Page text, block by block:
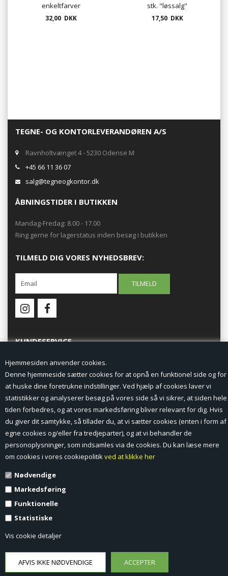
Hjemmesiden anvender cookies.
Denne hjemmeside sætter cookies for at opnå en funktionel side og for
at huske dine foretrukne indstillinger. Ved hjælp af cookies laver vi
statistikker og analyserer besøg på vores side så vi sikrer, at siden hele
tiden forbedres, og at vores markedsføring bliver relevant for dig. Hvis
du giver dit samtykke, så tillader du, at vi sætter cookies (enten i form af
egne cookies og/eller fra tredjeparter), og at vi behandler de
personoplysninger, som indsamles via de cookies. Du kan læse mere
om cookies i vores cookiepolitikved at klikke her
Nødvendige
Markedsføring
Funktionelle
Statistiske
Vis cookie detaljer
enkeltfarver
32,00 DKK
stk. "løssalg"
17,50 DKK
TEGNE- OG KONTORLEVERANDØREN A/S
Ravnholtvænget 4 - 5230 Odense M
+45 66 11 36 07
salg@tegneogkontor.dk
ÅBNINGSTIDER I BUTIKKEN
Mandag-Fredag: 8.00 - 17.00
Ring gerne for lagerstatus inden besøg i butikken
TILMELD DIG VORES NYHEDSBREV:
KUNDESERVICE
Forside
Min Konto
Nyheder
Vilkår og betingelser
Profil
Erhverv log ind (B2B)
Kontakt
Favorit
Fortrydelsesformular